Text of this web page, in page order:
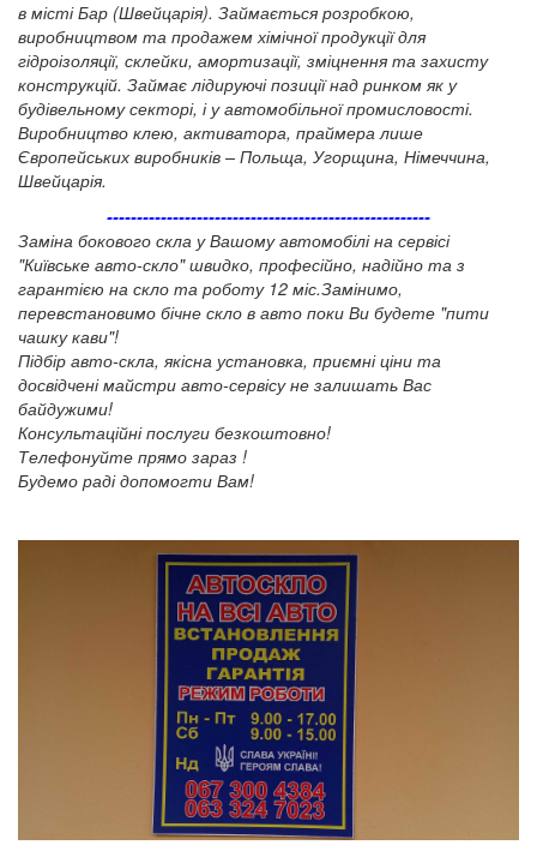
в місті Бар (Швейцарія). Займається розробкою,
виробництвом та продажем хімічної продукції для
гідроізоляції, склейки, амортизації, зміцнення та захисту
конструкцій. Займає лідируючі позиції над ринком як у
будівельному секторі, і у автомобільної промисловості.
Виробництво клею, активатора, праймера лише
Європейських виробників – Польща, Угорщина, Німеччина,
Швейцарія.
------------------------------------------------------
Заміна бокового скла у Вашому автомобілі на сервісі
"Київське авто-скло" швидко, професійно, надійно та з
гарантією на скло та роботу 12 міс.Замінимо,
перевстановимо бічне скло в авто поки Ви будете "пити
чашку кави"!
Підбір авто-скла, якісна установка, приємні ціни та
досвідчені майстри авто-сервісу не залишать Вас
байдужими!
Консультаційні послуги безкоштовно!
Телефонуйте прямо зараз !
Будемо раді допомогти Вам!